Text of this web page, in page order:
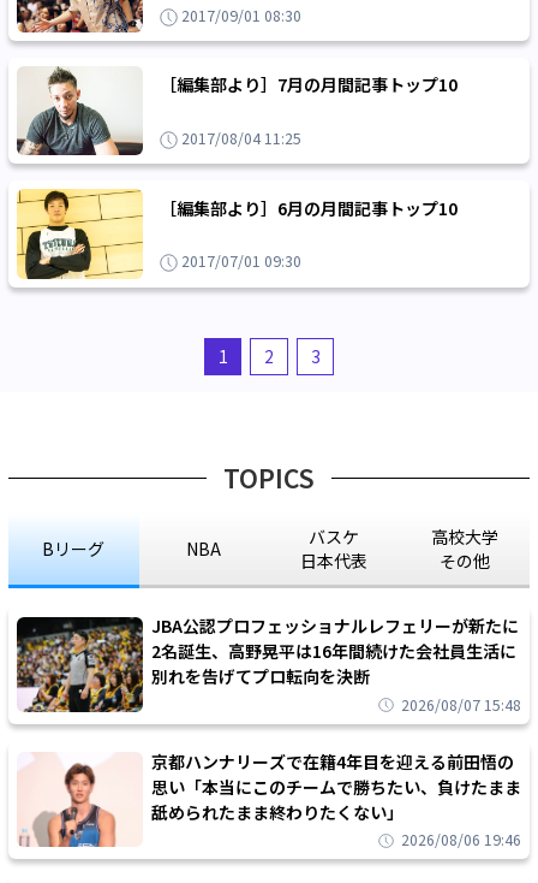
2017/09/01 08:30
［編集部より］7月の月間記事トップ10
2017/08/04 11:25
［編集部より］6月の月間記事トップ10
2017/07/01 09:30
1 2 3
TOPICS
Bリーグ NBA
バスケ
日本代表
高校大学
その他
JBA公認プロフェッショナルレフェリーが新たに
2名誕生、高野晃平は16年間続けた会社員生活に
別れを告げてプロ転向を決断
2026/08/07 15:48
京都ハンナリーズで在籍4年目を迎える前田悟の
思い「本当にこのチームで勝ちたい、負けたまま
舐められたまま終わりたくない」
2026/08/06 19:46